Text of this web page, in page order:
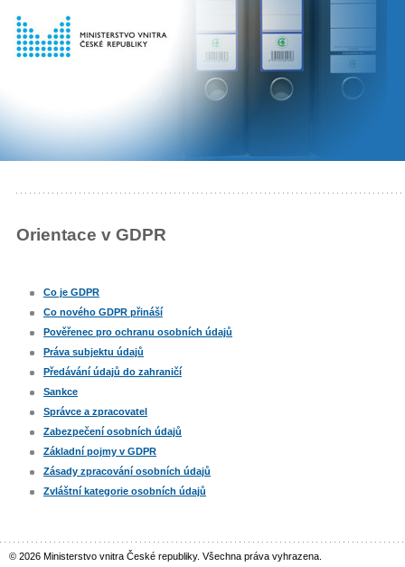
Orientace v GDPR
Co je GDPR
Co nového GDPR přináší
Pověřenec pro ochranu osobních údajů
Práva subjektu údajů
Předávání údajů do zahraničí
Sankce
Správce a zpracovatel
Zabezpečení osobních údajů
Základní pojmy v GDPR
Zásady zpracování osobních údajů
Zvláštní kategorie osobních údajů
© 2026 Ministerstvo vnitra České republiky. Všechna práva vyhrazena.